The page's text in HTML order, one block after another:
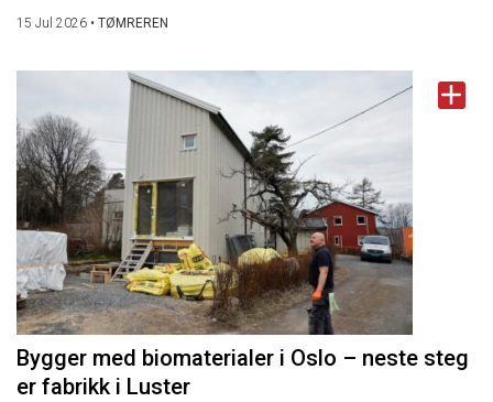
15 Jul 2026 • TØMREREN
Bygger med biomaterialer i Oslo – neste steg
er fabrikk i Luster